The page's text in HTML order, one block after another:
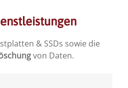
& SSDs sowie die
von Daten.